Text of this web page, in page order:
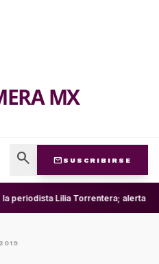
MX
search mail SUSCRIBIRSE
periodista Lilia Torrentera; alerta